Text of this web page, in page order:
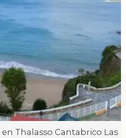
Thalasso Cantabrico Las